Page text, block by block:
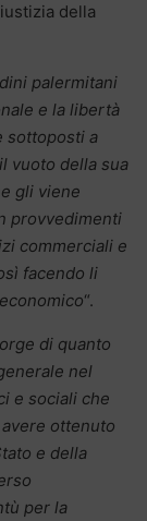
della
palermitani
e la libertà
sottoposti a
vuoto della sua
gli viene
provvedimenti
commerciali e
facendo li
“.
di quanto
nel
e sociali che
ottenuto
e della
per la